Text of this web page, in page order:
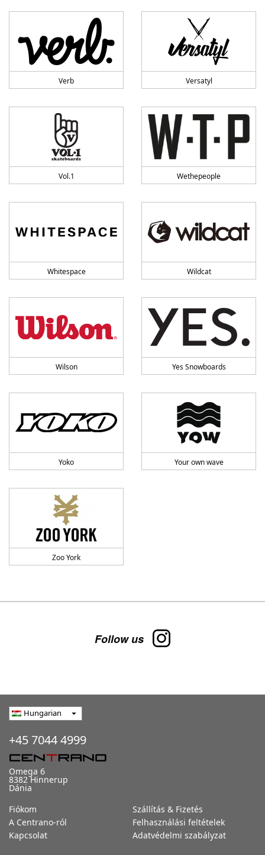
Verb Versatyl
Vol.1 Wethepeople
Whitespace Wildcat
Wilson Yes Snowboards
Yoko Your own wave
Zoo York
Follow us
Hungarian arrow_drop_down
+45 7044 4999
Omega 6
8382 Hinnerup
Dánia
Fiókom
A Centrano-ról
Kapcsolat
Szállítás & Fizetés
Felhasználási feltételek
Adatvédelmi szabályzat